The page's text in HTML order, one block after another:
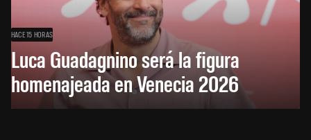
HACE 15 HORAS
Luca Guadagnino será la figura
homenajeada en Venecia 2026